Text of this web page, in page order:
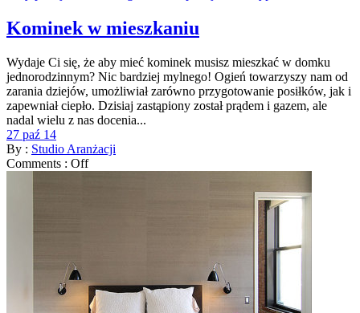
Kominek w mieszkaniu
Wydaje Ci się, że aby mieć kominek musisz mieszkać w domku
jednorodzinnym? Nic bardziej mylnego! Ogień towarzyszy nam od
zarania dziejów, umożliwiał zarówno przygotowanie posiłków, jak i
zapewniał ciepło. Dzisiaj zastąpiony został prądem i gazem, ale
nadal wielu z nas docenia...
27 paź 14
By : Studio Aranżacji
Comments : Off